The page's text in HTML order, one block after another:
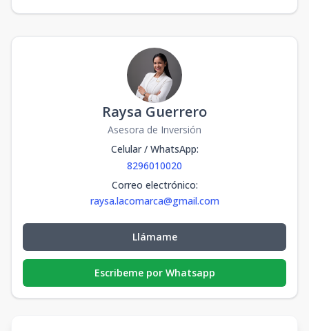
Raysa Guerrero
Asesora de Inversión
Celular / WhatsApp:
8296010020
Correo electrónico:
raysa.lacomarca@gmail.com
Llámame
Escribeme por Whatsapp